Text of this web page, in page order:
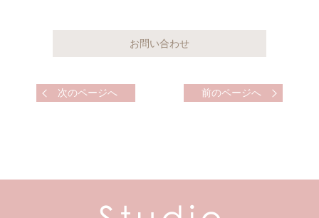
次のページへ 前のページへ